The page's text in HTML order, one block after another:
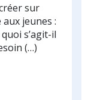
sur
jeunes :
s’agit-il
(…)